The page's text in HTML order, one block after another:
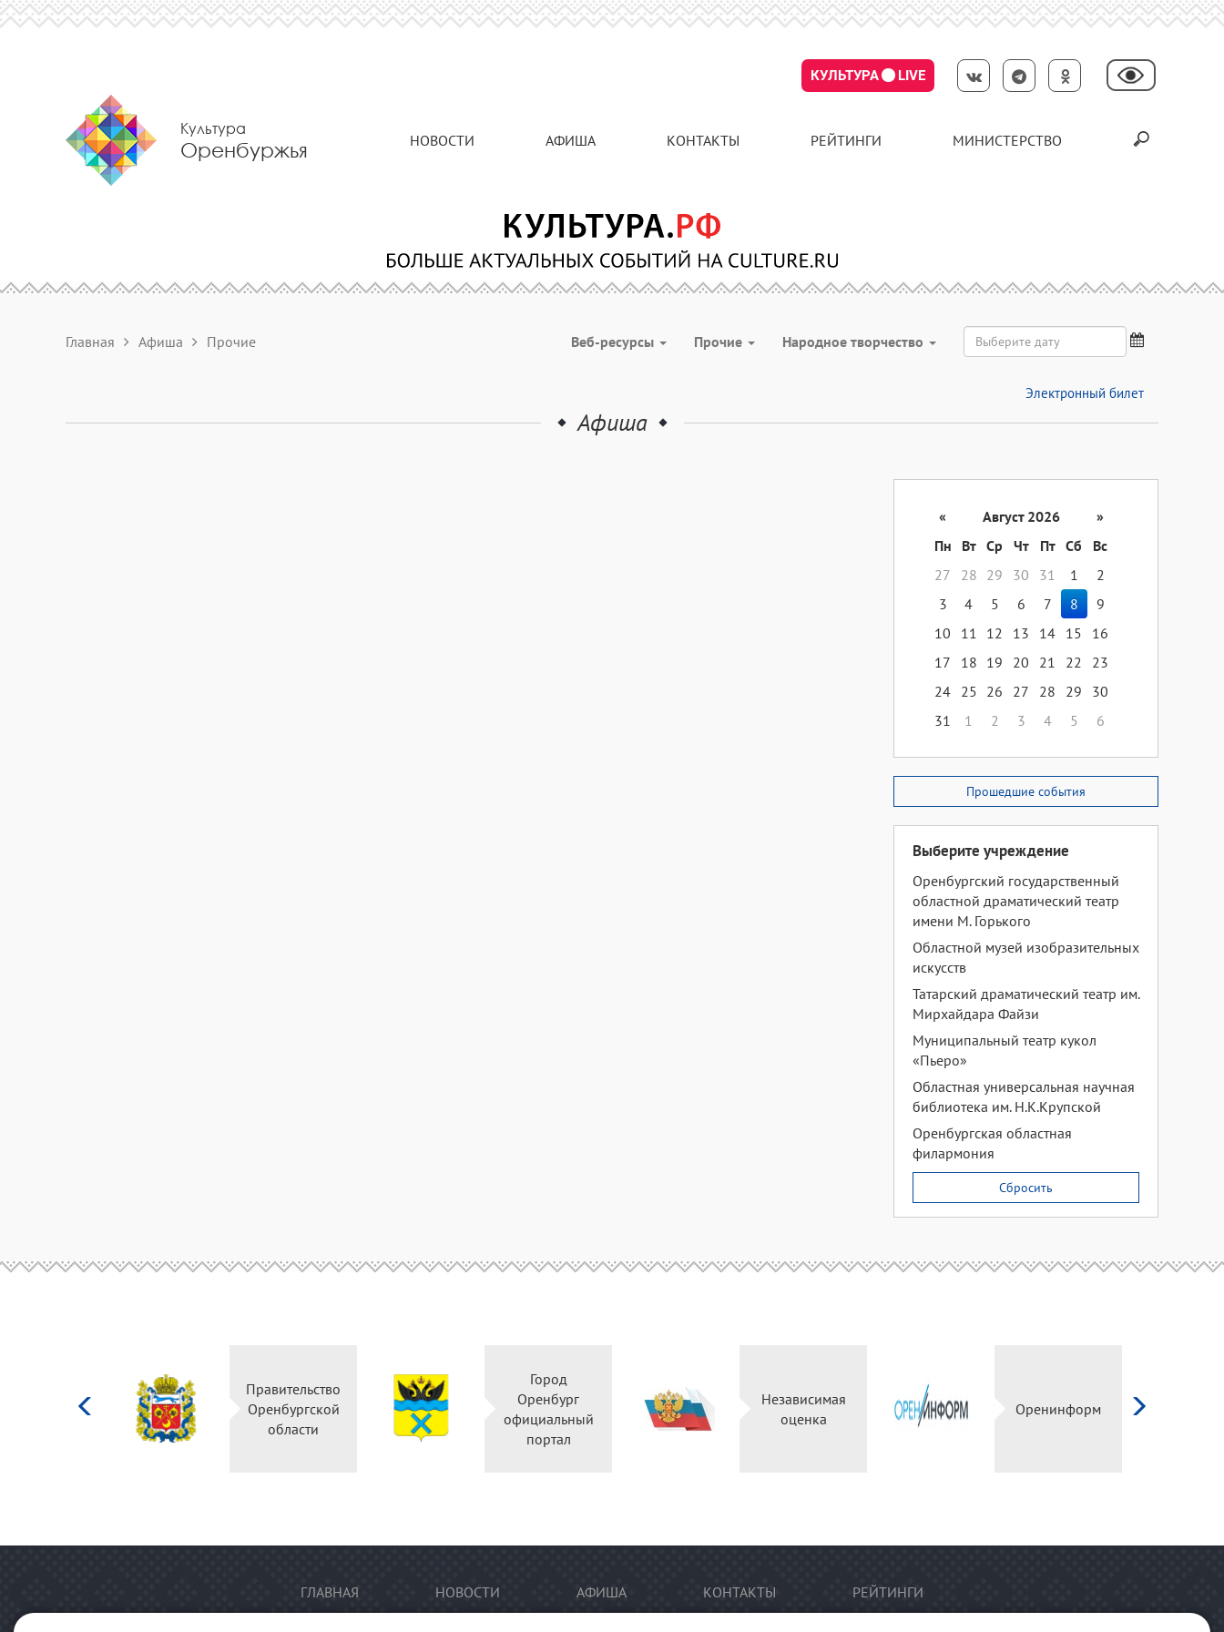
КУЛЬТУРА LIVE
Культура
Оренбуржья НОВОСТИ АФИША КОНТАКТЫ РЕЙТИНГИ МИНИСТЕРСТВО
Главная Афиша Прочие Веб-ресурсы Прочие Народное творчество
Электронный билет
Афиша
« Август 2026
»
Пн
Вт Ср Чт Пт Сб
Вс
27
28 29 30 31 1
2
3
4 5 6 7 8
9
10
11 12 13 14 15
16
17
18 19 20 21 22
23
24 25 26 27 28 29
30
31
1 2 3 4 5 6
Прошедшие события
Выберите учреждение
Оренбургский государственный
областной драматический театр
имени М. Горького
Областной музей изобразительных
искусств
Татарский драматический театр им.
Мирхайдара Файзи
Муниципальный театр кукол
«Пьеро»
Областная универсальная научная
библиотека им. Н.К.Крупской
Оренбургская областная
филармония
Сбросить
Правительство
Оренбургской
области
Город
Оренбург
официальный
портал
Независимая
оценка
Оренинформ
ГЛАВНАЯ НОВОСТИ АФИША КОНТАКТЫ РЕЙТИНГИ